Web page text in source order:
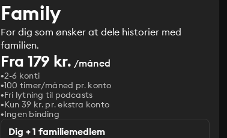
Family
For dig som ønsker at dele historier med
familien.
Fra 179 kr. /måned
2-6 konti
100 timer/måned pr. konto
Fri lytning til podcasts
Kun 39 kr. pr. ekstra konto
Ingen binding
Dig + 1 familiemedlem